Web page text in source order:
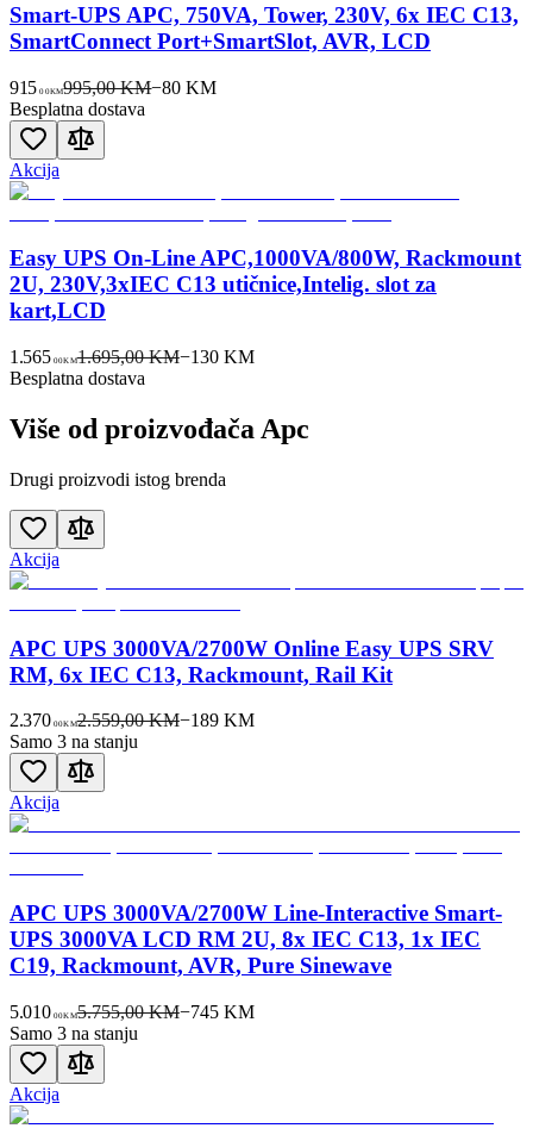
Smart-UPS APC, 750VA, Tower, 230V, 6x IEC C13,
SmartConnect Port+SmartSlot, AVR, LCD
915 00KM995,00 KM−80 KM
Besplatna dostava
Akcija
Easy UPS On-Line APC,1000VA/800W, Rackmount
2U, 230V,3xIEC C13 utičnice,Intelig. slot za
kart,LCD
1.565 00KM1.695,00 KM−130KM
Besplatna dostava
Više od proizvođača Apc
Drugi proizvodi istog brenda
Akcija
APC UPS 3000VA/2700W Online Easy UPS SRV
RM, 6x IEC C13, Rackmount, Rail Kit
2.370 00KM2.559,00 KM−189KM
Samo 3 na stanju
Akcija
APC UPS 3000VA/2700W Line-Interactive Smart-
UPS 3000VA LCD RM 2U, 8x IEC C13, 1x IEC
C19, Rackmount, AVR, Pure Sinewave
5.010 00KM5.755,00 KM−745KM
Samo 3 na stanju
Akcija